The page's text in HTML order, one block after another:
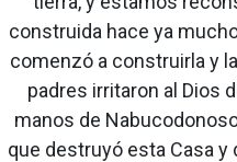
construida hace ya
comenzó a construirla y
padres irritaron al Dios
manos de
que destruyó esta Casa y